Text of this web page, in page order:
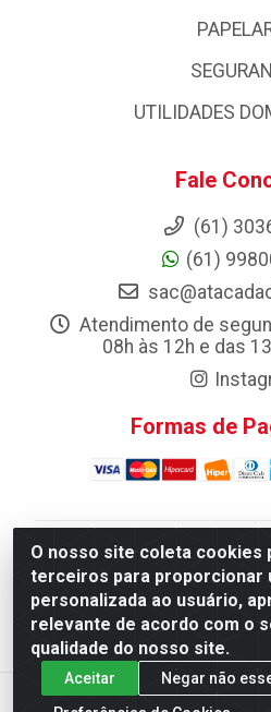
O nosso site coleta cookies
terceiros para proporcionar
personalizada ao usuário,
relevante de acordo com o
qualidade do nosso site.
Aceitar
Negar não
UTILIDADES
Fale
(61)
(61)
Atendimento de
08h às 12h e das
Formas de
Atacadao da Limpeza F.
Distribuicao LTDA - Quadra Qi
Industrial (Taguatinga),
CNPJ